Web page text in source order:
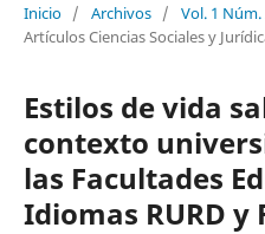
Inicio / Archivos / Vol. 1 Núm.
Artículos Ciencias Sociales y
Estilos de vida
contexto
las Facultades
Idiomas RURD y